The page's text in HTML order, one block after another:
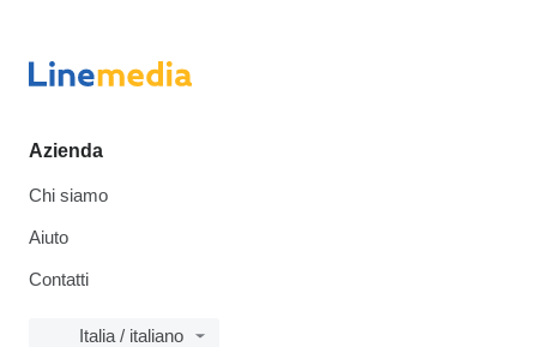
Azienda
Chi siamo
Aiuto
Contatti
Italia / italiano